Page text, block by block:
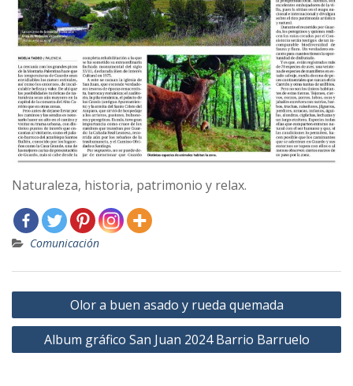
Naturaleza, historia, patrimonio y relax.
Comunicación
Navegación
de
entradas
Olor a buen asado y rueda quemada
Album gráfico San Juan 2024 Barrio Barruelo